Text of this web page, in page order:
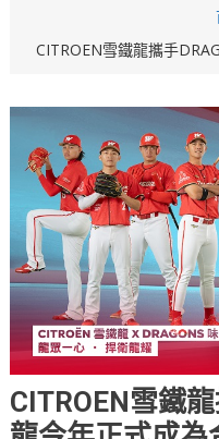
CITROEN雪鐵龍攜手
CITROEN雪鐵